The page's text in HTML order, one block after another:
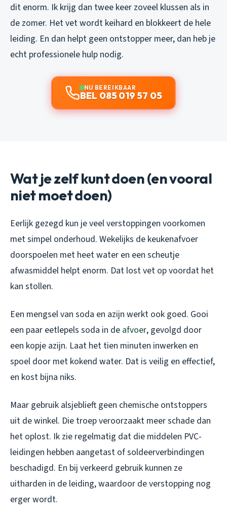
dit enorm. Ik krijg dan twee keer zoveel klussen als in
de zomer. Het vet wordt keihard en blokkeert de hele
leiding. En dan helpt geen ontstopper meer, dan heb je
echt professionele hulp nodig.
NU BEREIKBAAR
BEL 085 019 57 05
Wat je zelf kunt doen (en vooral
niet moet doen)
Eerlijk gezegd kun je veel verstoppingen voorkomen
met simpel onderhoud. Wekelijks de keukenafvoer
doorspoelen met heet water en een scheutje
afwasmiddel helpt enorm. Dat lost vet op voordat het
kan stollen.
Een mengsel van soda en azijn werkt ook goed. Gooi
een paar eetlepels soda in de afvoer, gevolgd door
een kopje azijn. Laat het tien minuten inwerken en
spoel door met kokend water. Dat is veilig en effectief,
en kost bijna niks.
Maar gebruik alsjeblieft geen chemische ontstoppers
uit de winkel. Die troep veroorzaakt meer schade dan
het oplost. Ik zie regelmatig dat die middelen PVC-
leidingen hebben aangetast of soldeerverbindingen
beschadigd. En bij verkeerd gebruik kunnen ze
uitharden in de leiding, waardoor de verstopping nog
erger wordt.